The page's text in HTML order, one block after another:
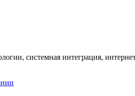
системная интеграция,